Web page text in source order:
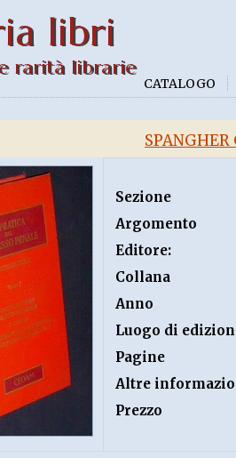
libri
rarità librarie
CATALOGO
SPANGHER
Sezione
Argomento
Editore:
Collana
Anno
Luogo di
Pagine
Altre
Prezzo